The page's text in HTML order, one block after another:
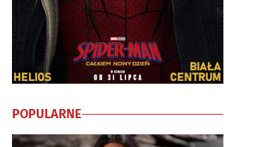
POPULARNE